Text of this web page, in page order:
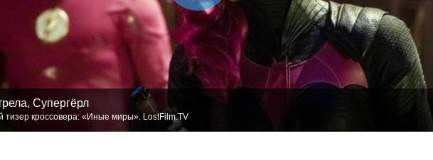
Супергёрл
тизер кроссовера: «Иные миры». LostFilm.TV